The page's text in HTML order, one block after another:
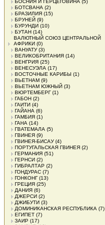
БОСНИЯ И ГЕРЦЕГОВИНА (5)
БОТСВАНА (2)
БРАЗИЛИЯ (15)
БРУНЕЙ (9)
БУРУНДИ (10)
БУТАН (14)
ВАЛЮТНЫЙ СОЮЗ ЦЕНТРАЛЬНОЙ
АФРИКИ (0)
ВАНУАТУ(3)
ВЕЛИКОБРИТАНИЯ (14)
ВЕНГРИЯ (25)
ВЕНЕСУЭЛА (17)
ВОСТОЧНЫЕ КАРИБЫ (1)
ВЬЕТНАМ (9)
ВЬЕТНАМ ЮЖНЫЙ (3)
ВЮРТЕМБЕРГ(1)
ГАБОН (2)
ГАИТИ (4)
ГАЙАНА (6)
ГАМБИЯ (1)
ГАНА (14)
ГВАТЕМАЛА (5)
ГВИНЕЯ (9)
ГВИНЕЯ-БИСАУ(4)
ПОРТУГАЛЬСКАЯ ГВИНЕЯ (2)
ГЕРМАНИЯ (51)
ГЕРНСИ (2)
ГИБРАЛТАР (2)
ГОНДУРАС (7)
ГОНКОНГ(13)
ГРЕЦИЯ (25)
ДАНИЯ (6)
ДЖЕРСИ (2)
ДЖИБУТИ (3)
ДОМИНИКАНСКАЯ РЕСПУБЛИКА (7)
ЕГИПЕТ (7)
ЗАИР (17)